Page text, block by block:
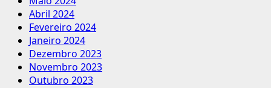
Abril 2024
Fevereiro 2024
Janeiro 2024
Dezembro 2023
Novembro 2023
Outubro 2023